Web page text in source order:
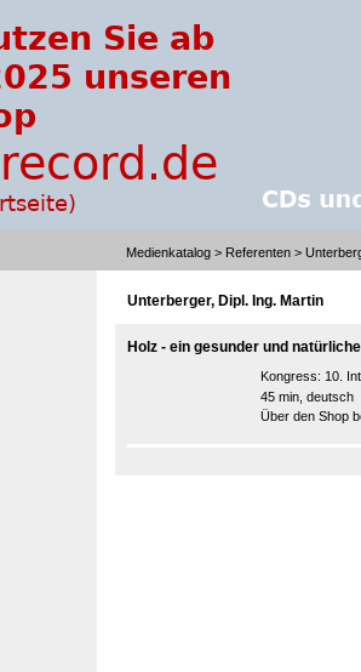
Medienkatalog > Referenten >
Unterberger, Dipl. Ing. Martin
Holz - ein gesunder und
Kongress: 10.
45 min, deutsch
Über den Shop